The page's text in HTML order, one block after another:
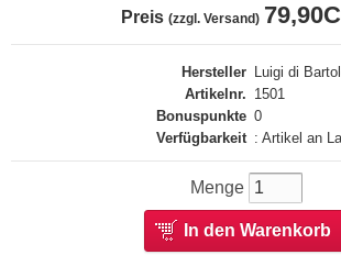
Preis (zzgl. Versand)
Hersteller Luigi di
Artikelnr. 1501
Bonuspunkte 0
Verfügbarkeit : Artikel an
Menge
In den Warenkorb